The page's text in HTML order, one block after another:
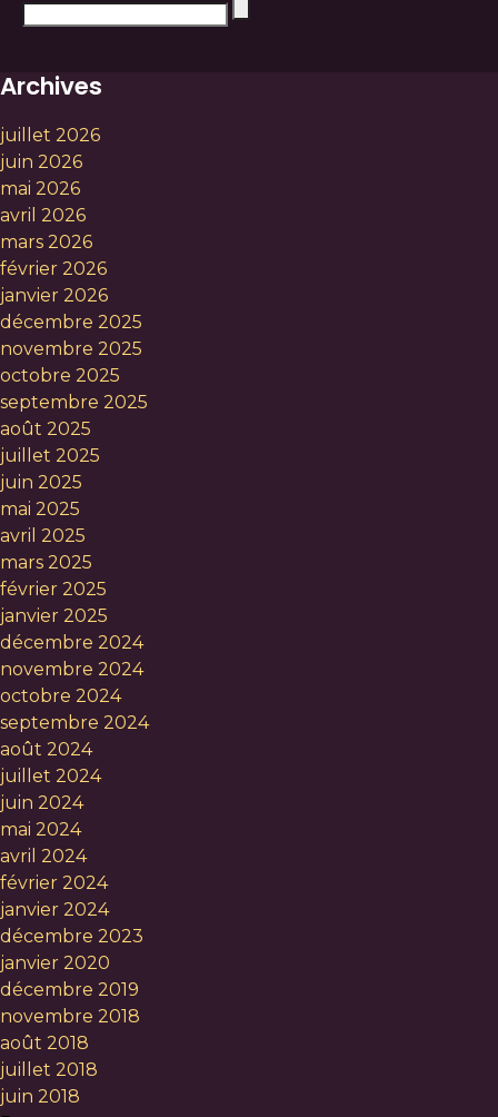
Archives
juillet 2026
juin 2026
mai 2026
avril 2026
mars 2026
février 2026
janvier 2026
décembre 2025
novembre 2025
octobre 2025
septembre 2025
août 2025
juillet 2025
juin 2025
mai 2025
avril 2025
mars 2025
février 2025
janvier 2025
décembre 2024
novembre 2024
octobre 2024
septembre 2024
août 2024
juillet 2024
juin 2024
mai 2024
avril 2024
février 2024
janvier 2024
décembre 2023
janvier 2020
décembre 2019
novembre 2018
août 2018
juillet 2018
juin 2018